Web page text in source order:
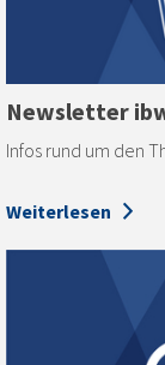
Newsletter
Infos rund um den
Weiterlesen